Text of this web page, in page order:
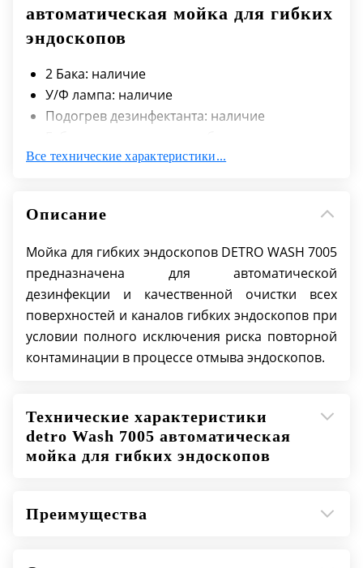
автоматическая мойка для гибких
эндоскопов
2 Бака: наличие
У/Ф лампа: наличие
Подогрев дезинфектанта: наличие
600×900×1080
Система подогрева дезинфектанта: от 20ºС до
Тип электропитания: однофазное 220 ± 10%
(50/60 Гц) В, с заземлением
Максимальная номинальная мощность: 1800
ВА
Вода, не менее, л: 15
Детергент, не менее, л: 5
Дезинфектант 1 бак, не менее, л: 15
менее, л: 5
Все технические характеристики...
Описание
Мойка для гибких эндоскопов DETRO WASH 7005
предназначена для автоматической
дезинфекции и качественной очистки всех
поверхностей и каналов гибких эндоскопов при
условии полного исключения риска повторной
контаминации в процессе отмыва эндоскопов.
Технические характеристики
detro Wash 7005 автоматическая
мойка для гибких эндоскопов
Преимущества